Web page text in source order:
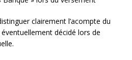
clairement l’acompte du
décidé lors de